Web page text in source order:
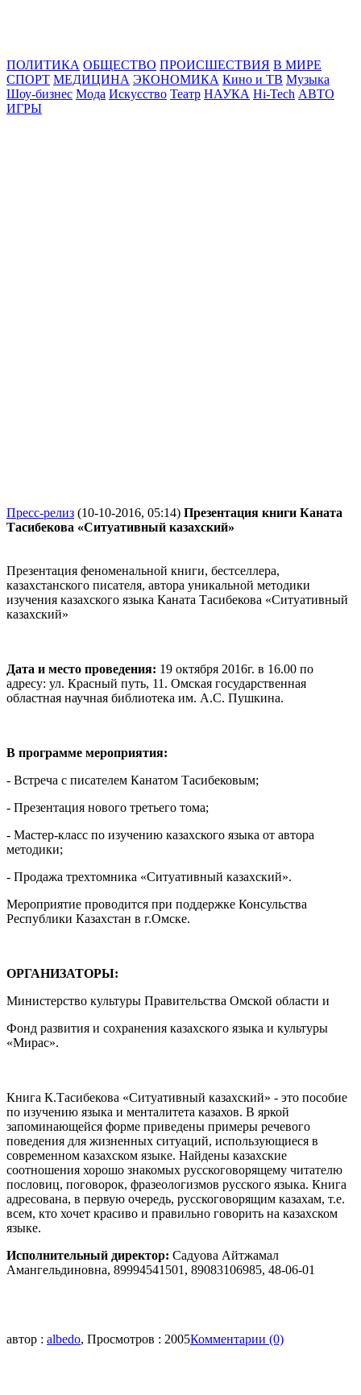
ПОЛИТИКА ОБЩЕСТВО ПРОИСШЕСТВИЯ В МИРЕ
СПОРТ МЕДИЦИНА ЭКОНОМИКА Кино и ТВ Музыка
Шоу-бизнес Мода Искусство Театр НАУКА Hi-Tech АВТО
ИГРЫ
Пресс-релиз (10-10-2016, 05:14) Презентация книги Каната
Тасибекова «Ситуативный казахский»
Презентация феноменальной книги, бестселлера,
казахстанского писателя, автора уникальной методики
изучения казахского языка Каната Тасибекова «Ситуативный
казахский»
Дата и место проведения: 19 октября 2016г. в 16.00 по
адресу: ул. Красный путь, 11. Омская государственная
областная научная библиотека им. А.С. Пушкина.
В программе мероприятия:
- Встреча с писателем Канатом Тасибековым;
- Презентация нового третьего тома;
- Мастер-класс по изучению казахского языка от автора
методики;
- Продажа трехтомника «Ситуативный казахский».
Мероприятие проводится при поддержке Консульства
Республики Казахстан в г.Омске.
ОРГАНИЗАТОРЫ:
Министерство культуры Правительства Омской области и
Фонд развития и сохранения казахского языка и культуры
«Мирас».
Книга К.Тасибекова «Ситуативный казахский» - это пособие
по изучению языка и менталитета казахов. В яркой
запоминающейся форме приведены примеры речевого
поведения для жизненных ситуаций, использующиеся в
современном казахском языке. Найдены казахские
соотношения хорошо знакомых русскоговорящему читателю
пословиц, поговорок, фразеологизмов русского языка. Книга
адресована, в первую очередь, русскоговорящим казахам, т.е.
всем, кто хочет красиво и правильно говорить на казахском
языке.
Исполнительный директор: Садуова Айтжамал
Амангельдиновна, 89994541501, 89083106985, 48-06-01
автор : albedo, Просмотров : 2005Комментарии (0)